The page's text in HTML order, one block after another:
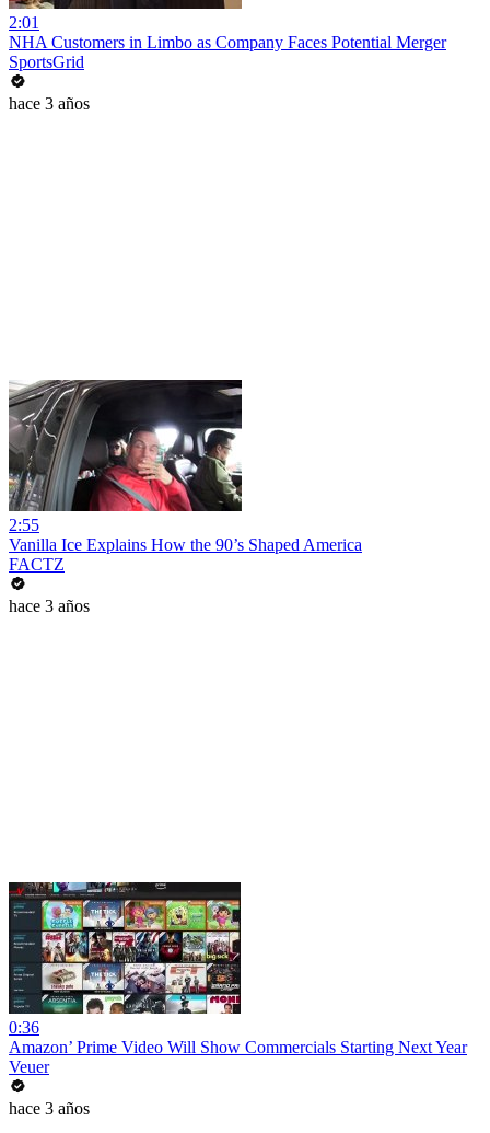
2:01
NHA Customers in Limbo as Company Faces Potential Merger
SportsGrid
hace 3 años
2:55
Vanilla Ice Explains How the 90’s Shaped America
FACTZ
hace 3 años
0:36
Amazon’ Prime Video Will Show Commercials Starting Next Year
Veuer
hace 3 años